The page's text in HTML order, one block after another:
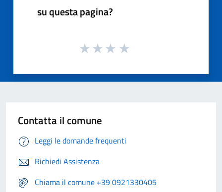
su questa pagina?
Contatta il comune
Leggi le domande frequenti
Richiedi Assistenza
Chiama il comune +39 0921330405